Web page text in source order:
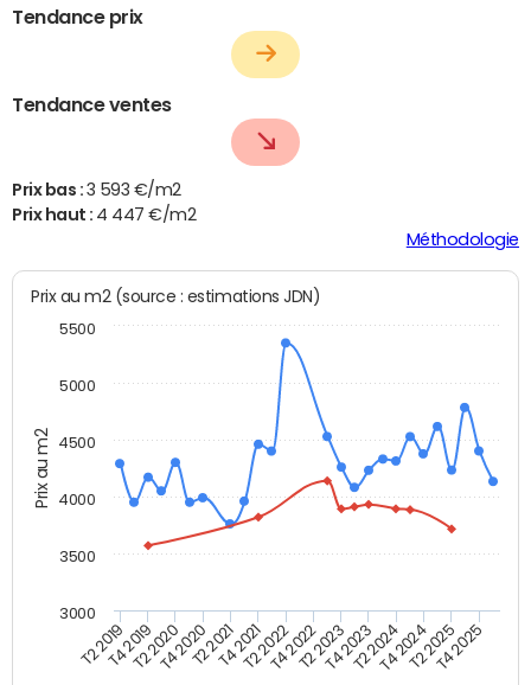
Tendance prix
Tendance ventes
Prix bas : 3 593 €/m2
Prix haut : 4 447 €/m2
Méthodologie
Prix au m2
Prix au m2 (source : estimations JDN)
T2 2019T4 2019T2 2020T4 2020T2 2021T4 2021T2 2022T4 2022T2 2023T4 2023T2 2024T4 2024T2 2025T4 2025
3000
3500
4000
4500
5000
5500